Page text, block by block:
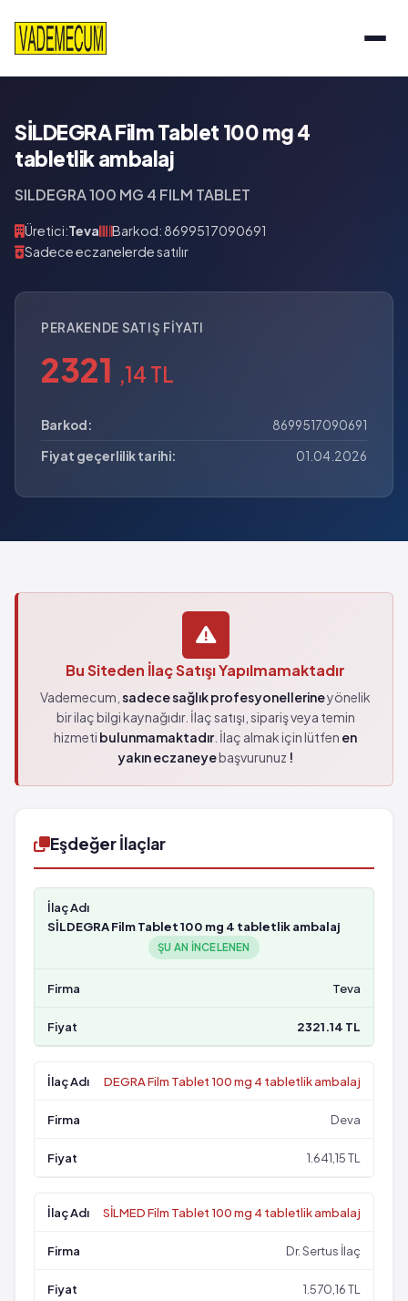
SİLDEGRA Film Tablet 100 mg 4
tabletlik ambalaj
SILDEGRA 100 MG 4 FILM TABLET
Üretici:Teva
Barkod: 8699517090691
Sadece eczanelerde satılır
PERAKENDE SATIŞ FIYATI
2321 ,14 TL
Barkod:
8699517090691
Fiyat geçerlilik tarihi:
01.04.2026
Bu Siteden İlaç Satışı Yapılmamaktadır
Vademecum, sadece sağlık profesyonellerineyönelik
bir ilaç bilgi kaynağıdır. İlaç satışı, sipariş veya temin
hizmeti bulunmamaktadır. İlaç almak için lütfen en
yakın eczaneyebaşvurunuz !
Eşdeğer İlaçlar
SİLDEGRA Film Tablet 100 mg 4 tabletlik ambalaj
ŞU AN INCELENEN
Teva
2321.14 TL
DEGRA Film Tablet 100 mg 4 tabletlik ambalaj
Deva
1.641,15 TL
SİLMED Film Tablet 100 mg 4 tabletlik ambalaj
Dr. Sertus İlaç
1.570,16 TL